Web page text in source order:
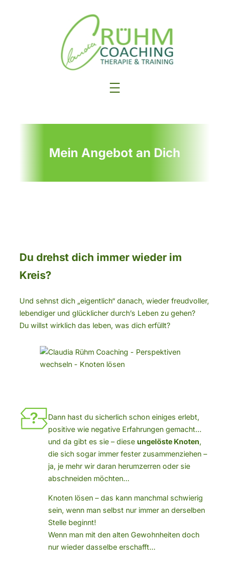
Mein Angebot an Dich
Du drehst dich immer wieder im
Kreis?
Und sehnst dich „eigentlich“ danach, wieder freudvoller,
lebendiger und glücklicher durch’s Leben zu gehen?
Du willst wirklich das leben, was dich erfüllt?
Dann hast du sicherlich schon einiges erlebt,
positive wie negative Erfahrungen gemacht…
und da gibt es sie – diese ungelöste Knoten,
die sich sogar immer fester zusammenziehen –
ja, je mehr wir daran herumzerren oder sie
abschneiden möchten…
Knoten lösen – das kann manchmal schwierig
sein, wenn man selbst nur immer an derselben
Stelle beginnt!
Wenn man mit den alten Gewohnheiten doch
nur wieder dasselbe erschafft…